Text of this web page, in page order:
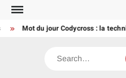
Skip
contentMot du jour Codycross : la
Search